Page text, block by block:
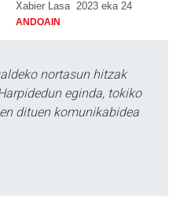
Xabier Lasa 2023 eka 24
ANDOAIN
nortasun hitzak
eginda, tokiko
dituen komunikabidea